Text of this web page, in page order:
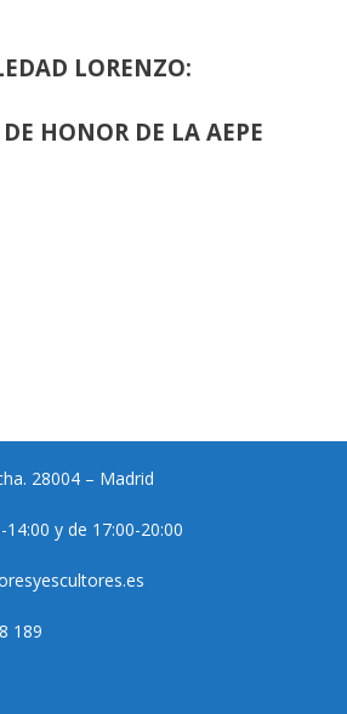
LORENZO:
HONOR DE LA AEPE
28004 – Madrid
y de 17:00-20:00
189